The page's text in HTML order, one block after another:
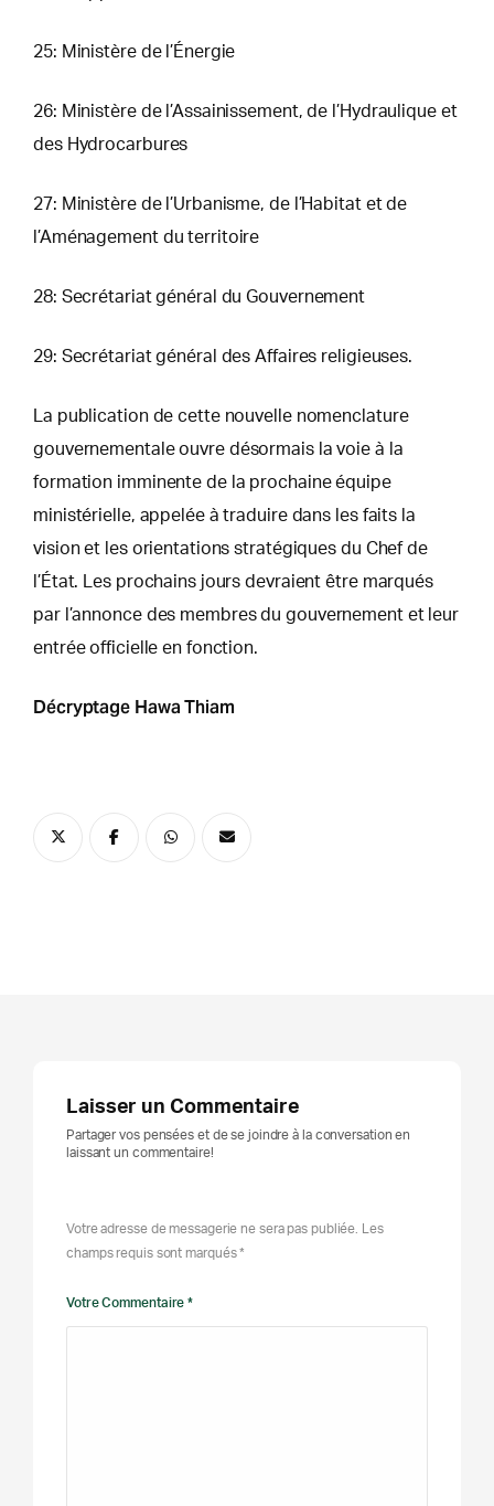
25: Ministère de l’Énergie
26: Ministère de l’Assainissement, de l’Hydraulique et
des Hydrocarbures
27: Ministère de l’Urbanisme, de l’Habitat et de
l’Aménagement du territoire
28: Secrétariat général du Gouvernement
29: Secrétariat général des Affaires religieuses.
La publication de cette nouvelle nomenclature
gouvernementale ouvre désormais la voie à la
formation imminente de la prochaine équipe
ministérielle, appelée à traduire dans les faits la
vision et les orientations stratégiques du Chef de
l’État. Les prochains jours devraient être marqués
par l’annonce des membres du gouvernement et leur
entrée officielle en fonction.
Décryptage Hawa Thiam
Laisser un Commentaire
Partager vos pensées et de se joindre à la conversation en
laissant un commentaire!
Votre adresse de messagerie ne sera pas publiée. Les
champs requis sont marqués *
Votre Commentaire *